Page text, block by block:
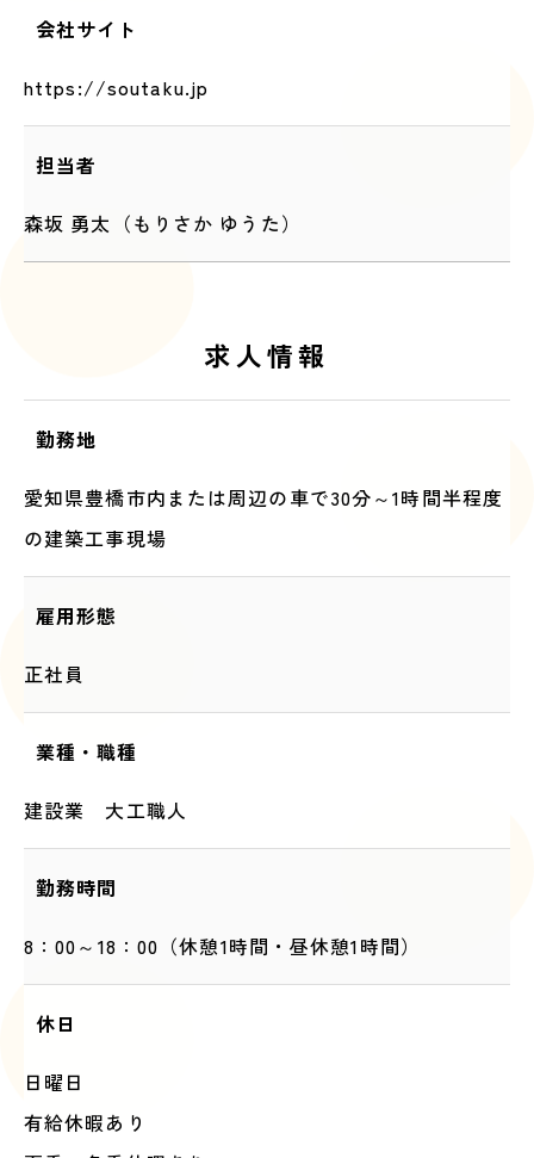
会社サイト
https://soutaku.jp
担当者
森坂 勇太（もりさか ゆうた）
求人情報
勤務地
愛知県豊橋市内または周辺の車で30分～1時間半程度
の建築工事現場
雇用形態
正社員
業種・職種
建設業 大工職人
勤務時間
8：00～18：00（休憩1時間・昼休憩1時間）
休日
日曜日
有給休暇あり